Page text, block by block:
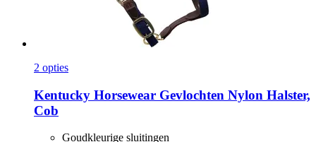
2 opties
Kentucky Horsewear Gevlochten Nylon Halster,
Cob
Goudkleurige sluitingen